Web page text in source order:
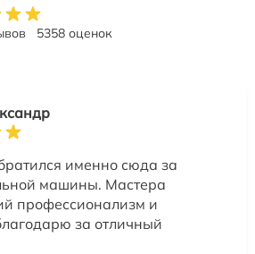
5358 оценок
именно сюда за
машины. Мастера
профессионализм и
за отличный